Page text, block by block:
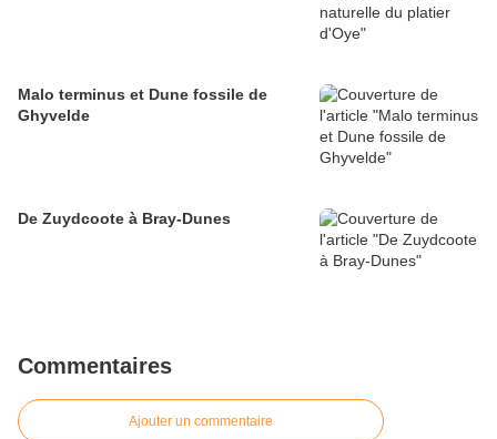
Malo terminus et Dune fossile de
Ghyvelde
De Zuydcoote à Bray-Dunes
Commentaires
Ajouter un commentaire